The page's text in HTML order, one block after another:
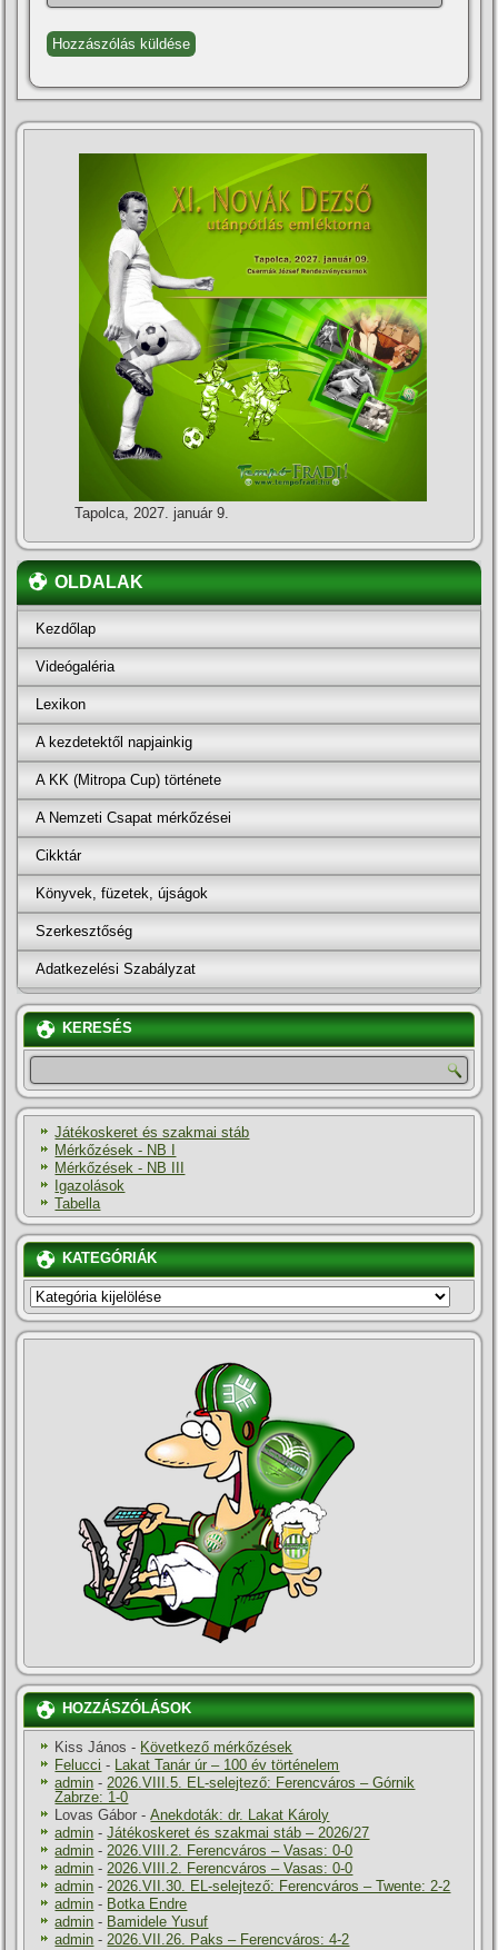
Tapolca, 2027. január 9.
OLDALAK
Kezdőlap
Videógaléria
Lexikon
A kezdetektől napjainkig
A KK (Mitropa Cup) története
A Nemzeti Csapat mérkőzései
Cikktár
Könyvek, füzetek, újságok
Szerkesztőség
Adatkezelési Szabályzat
KERESÉS
Játékoskeret és szakmai stáb
Mérkőzések - NB I
Mérkőzések - NB III
Igazolások
Tabella
KATEGÓRIÁK
KATEGÓRIÁK
HOZZÁSZÓLÁSOK
Kiss János - Következő mérkőzések
Felucci -
Lakat Tanár úr – 100 év történelem
admin - 2026.VIII.5. EL-selejtező: Ferencváros – Górnik
Zabrze: 1-0
Lovas Gábor -Anekdoták: dr. Lakat Károly
admin -Játékoskeret és szakmai stáb – 2026/27
admin - 2026.VIII.2. Ferencváros – Vasas: 0-0
admin - 2026.VIII.2. Ferencváros – Vasas: 0-0
admin - 2026.VII.30. EL-selejtező: Ferencváros – Twente: 2-2
admin - Botka Endre
admin - Bamidele Yusuf
admin - 2026.VII.26. Paks – Ferencváros: 4-2